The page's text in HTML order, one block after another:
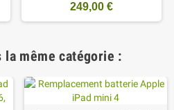
249,00 €
même catégorie :